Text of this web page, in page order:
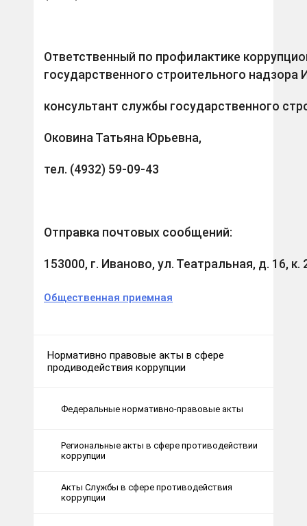
Ответственный по профилактике
государственного строительного надзора
консультант службы государственного
Оковина Татьяна Юрьевна,
тел. (4932) 59-09-43
Отправка почтовых сообщений:
153000, г. Иваново, ул. Театральная, д. 16, к.
Общественная приемная
Нормативно правовые акты в сфере
продиводействия коррупции
Федеральные нормативно-правовые акты
Региональные акты в сфере противодействии
коррупции
Акты Службы в сфере противодействия
коррупции